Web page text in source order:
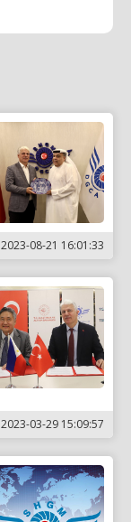
2023-08-21 16:01:33
2023-03-29 15:09:57